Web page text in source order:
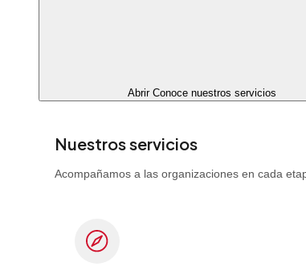
Abrir Conoce nuestros servicios
Nuestros servicios
Acompañamos a las organizaciones en cada